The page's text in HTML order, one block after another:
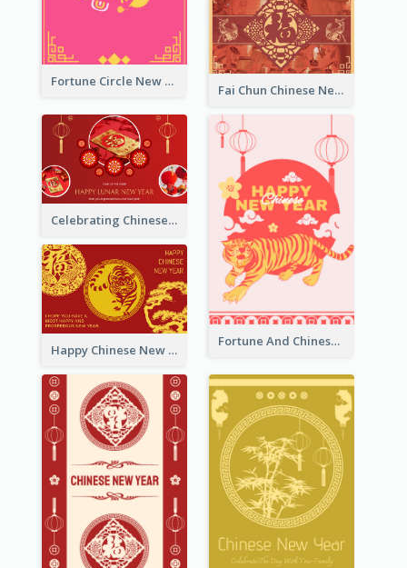
Fortune Circle New Year Greeting Card
Fai Chun Chinese New Year Greeting Card
Celebrating Chinese New Year Greeting Card
Fortune And Chinese New Year Greeting Card
Happy Chinese New Year Greeting Card With Circle illustrations